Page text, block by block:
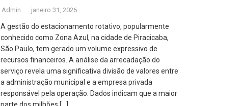
Admin janeiro 31, 2026
A gestão do estacionamento rotativo, popularmente
conhecido como Zona Azul, na cidade de Piracicaba,
São Paulo, tem gerado um volume expressivo de
recursos financeiros. A análise da arrecadação do
serviço revela uma significativa divisão de valores entre
a administração municipal e a empresa privada
responsável pela operação. Dados indicam que a maior